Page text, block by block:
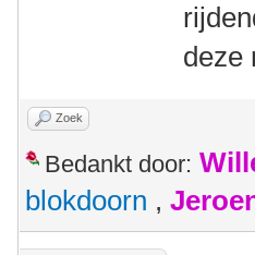
deze
Zoek
Bedankt door:
blokdoorn ,